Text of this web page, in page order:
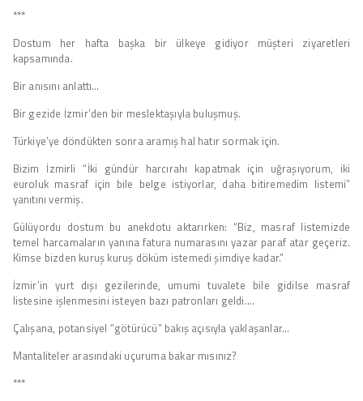
***
Dostum her hafta başka bir ülkeye gidiyor müşteri ziyaretleri
kapsamında.
Bir anısını anlattı…
Bir gezide İzmir’den bir meslektaşıyla buluşmuş.
Türkiye’ye döndükten sonra aramış hal hatır sormak için.
Bizim İzmirli “İki gündür harcırahı kapatmak için uğraşıyorum, iki
euroluk masraf için bile belge istiyorlar, daha bitiremedim listemi”
yanıtını vermiş.
Gülüyordu dostum bu anekdotu aktarırken: “Biz, masraf listemizde
temel harcamaların yanına fatura numarasını yazar paraf atar geçeriz.
Kimse bizden kuruş kuruş döküm istemedi şimdiye kadar.”
İzmir’in yurt dışı gezilerinde, umumi tuvalete bile gidilse masraf
listesine işlenmesini isteyen bazı patronları geldi.…
Çalışana, potansiyel “götürücü” bakış açısıyla yaklaşanlar…
Mantaliteler arasındaki uçuruma bakar mısınız?
***